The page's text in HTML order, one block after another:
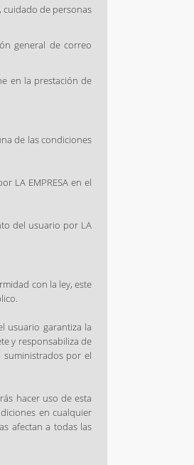
cuidado de personas
general de correo
en la prestación de
de las condiciones
LA EMPRESA en el
del usuario por LA
con la ley, este
usuario garantiza la
y responsabiliza de
por el
hacer uso de esta
en cualquier
afectan a todas las